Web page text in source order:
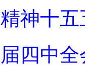
神十
四中